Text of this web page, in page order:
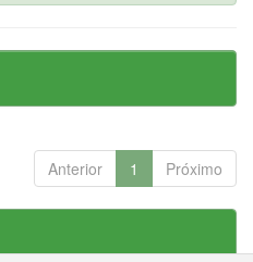
Anterior 1 Próximo